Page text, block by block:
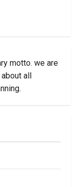
motto. we are
all